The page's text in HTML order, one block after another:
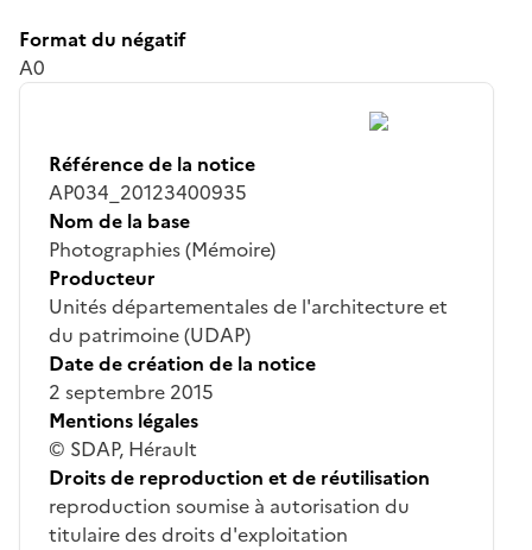
Format du négatif
A0
Référence de la notice
AP034_20123400935
Nom de la base
Photographies (Mémoire)
Producteur
Unités départementales de l'architecture et
du patrimoine (UDAP)
Date de création de la notice
2 septembre 2015
Mentions légales
© SDAP, Hérault
Droits de reproduction et de réutilisation
reproduction soumise à autorisation du
titulaire des droits d'exploitation